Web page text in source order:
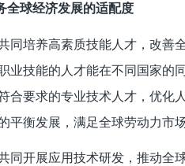
全球经济发展的适配度
同培养高素质技能人才，改善
业技能的人才能在不同国家的
合要求的专业技术人才，优化
平衡发展，满足全球劳动力市场
同开展应用技术研发，推动全